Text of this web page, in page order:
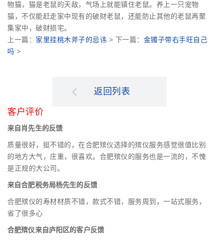
物猫，猫是老鼠的天敌，气场上就能镇住老鼠。养上一只宠物
猫，不仅能赶走家中现有的破财老鼠，还能防止其他的老鼠再聚
集家中，破财损宅。
上一篇： 家里挂桃木斧子的忌讳 > 下一篇： 金镯子带右手旺自己
吗 >
返回列表
客户评价
来自肖先生的反馈
质量很好，挺不错的，在合肥殡仪选择的殡仪服务感觉很值比别
的地方大气，庄重，很喜欢。合肥殡仪的服务也是一流的，不愧
是正规的大公司。
来自合肥税务局杨先生的反馈
合肥殡仪的寿材材质不错，款式不错，服务周到，一站式服务，
省了很多心
合肥殡仪来自庐阳区的客户反馈